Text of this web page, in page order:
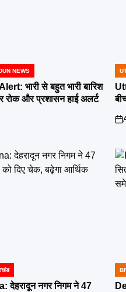
NEWS
भारी से बहुत भारी बारिश
रोक और प्रशासन हाई अलर्ट
IN
on
नगर निगम ने 47
IN